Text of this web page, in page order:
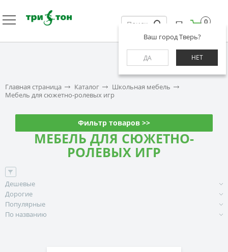
Ваш город Тверь?
ДА НЕТ
0
Главная страница Каталог
Школьная мебель
Мебель для сюжетно-ролевых игр
Фильтр товаров >>
МЕБЕЛЬ ДЛЯ СЮЖЕТНО-
РОЛЕВЫХ ИГР
Дешевые
Дорогие
Популярные
По названию